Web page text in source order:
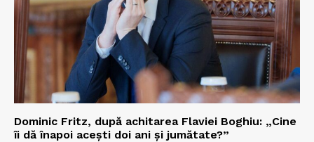
Dominic Fritz, după achitarea Flaviei Boghiu: „Cine
îi dă înapoi aceşti doi ani şi jumătate?”